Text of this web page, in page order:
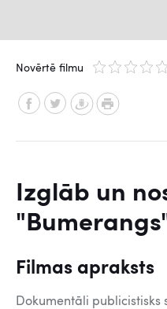
Novērtē filmu
Izglāb un
Filmas apraksts
Dokumentāli